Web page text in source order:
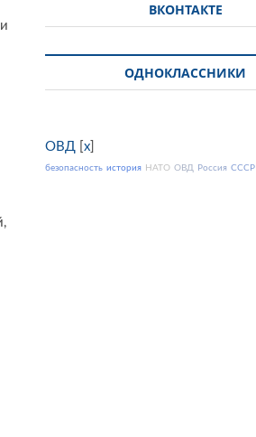
ВКОНТАКТЕ
ОДНОКЛАССНИКИ
ОВД x
безопасность история НАТО ОВД Россия СССР